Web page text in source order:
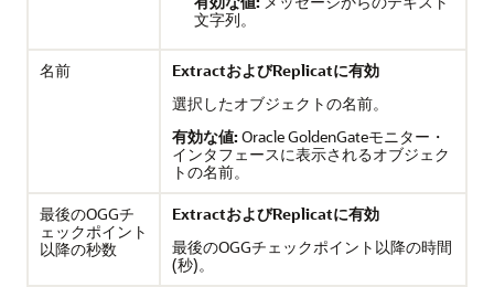
文字列。
名前
ExtractおよびReplicatに有効
選択したオブジェクトの名前。
有効な値: Oracle GoldenGateモニター・
インタフェースに表示されるオブジェク
トの名前。
最後のOGGチ
ェックポイント
以降の秒数
ExtractおよびReplicatに有効
最後のOGGチェックポイント以降の時間
(秒)。